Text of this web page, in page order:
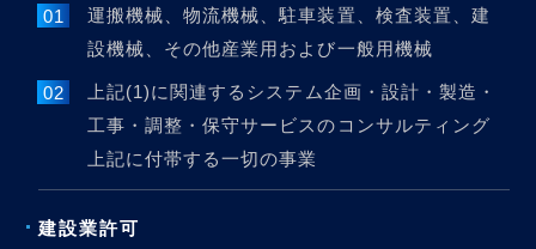
運搬機械、物流機械、駐車装置、検査装置、建
設機械、その他産業用および一般用機械
上記(1)に関連するシステム企画・設計・製造・
工事・調整・保守サービスのコンサルティング
上記に付帯する一切の事業
建設業許可